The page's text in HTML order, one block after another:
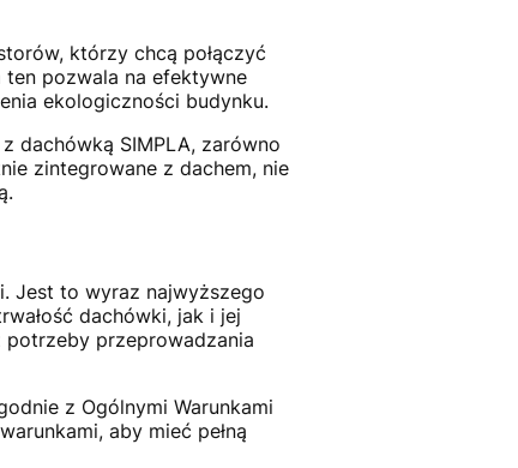
którzy chcą połączyć
pozwala na efektywne
ekologiczności budynku.
dachówką SIMPLA, zarówno
zintegrowane z dachem, nie
Jest to wyraz najwyższego
dachówki, jak i jej
potrzeby przeprowadzania
z Ogólnymi Warunkami
aby mieć pełną